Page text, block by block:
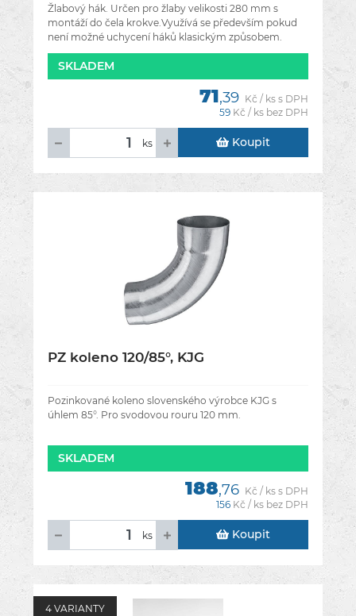
Žlabový hák. Určen pro žlaby velikosti 280 mm s
montáží do čela krokve.Využívá se především pokud
není možné uchycení háků klasickým způsobem.
Háky do čela krokve se kotví
SKLADEM
71,39 Kč / ks s DPH
59 Kč / ks bez DPH
ks Koupit
PZ koleno 120/85°, KJG
Pozinkované koleno slovenského výrobce KJG s
úhlem 85°. Pro svodovou rouru 120 mm.
SKLADEM
188,76 Kč / ks s DPH
156 Kč / ks bez DPH
ks Koupit
4 VARIANTY